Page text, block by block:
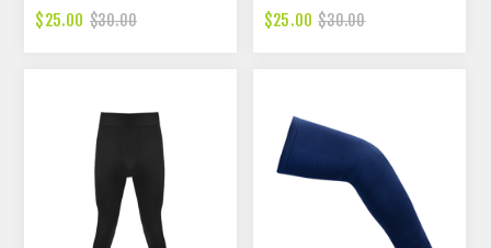
DRY FIT
$25.00 $30.00 $25.00 $30.00